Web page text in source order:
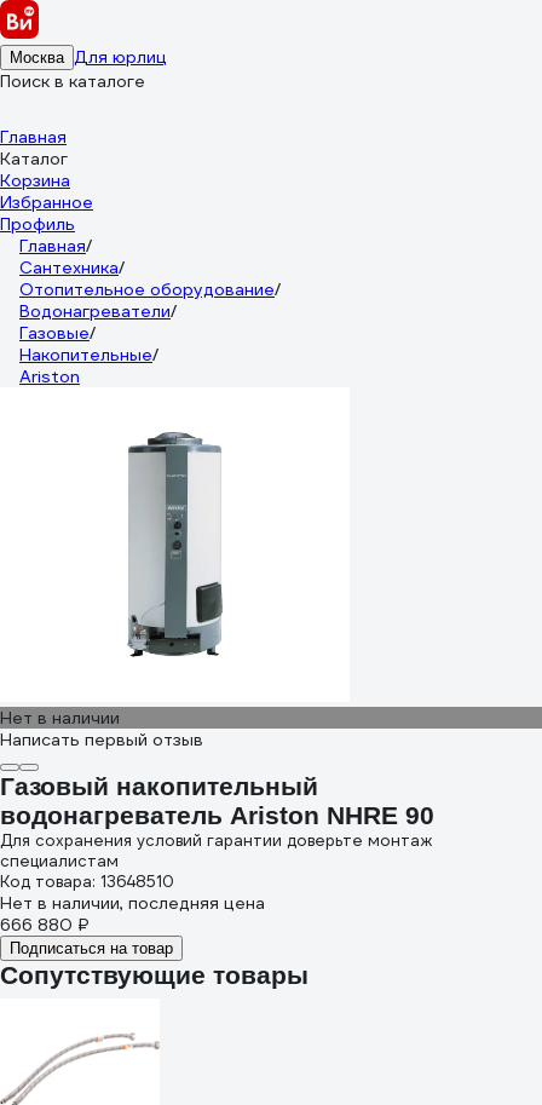
Москва Для юрлиц
Поиск в каталоге
Главная
Каталог
Корзина
Избранное
Профиль
Главная/
Сантехника/
Отопительное оборудование/
Водонагреватели/
Газовые/
Накопительные/
Ariston
Нет в наличии
Написать первый отзыв
Газовый накопительный
водонагреватель Ariston NHRE 90
Для сохранения условий гарантии доверьте монтаж
специалистам
Код товара: 13648510
Нет в наличии, последняя цена
666 880 ₽
Подписаться на товар
Сопутствующие товары